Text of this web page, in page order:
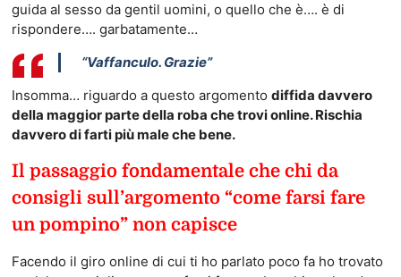
guida al sesso da gentil uomini, o quello che è…. è di
rispondere…. garbatamente…
“Vaffanculo. Grazie”
Insomma… riguardo a questo argomento diffida davvero
della maggior parte della roba che trovi online. Rischia
davvero di farti più male che bene.
Il passaggio fondamentale che chi da
consigli sull’argomento “come farsi fare
un pompino” non capisce
Facendo il giro online di cui ti ho parlato poco fa ho trovato